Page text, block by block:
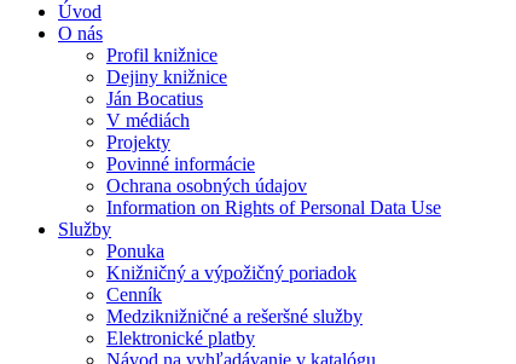
Úvod
O nás
Profil knižnice
Dejiny knižnice
Ján Bocatius
V médiách
Projekty
Povinné informácie
Ochrana osobných údajov
Information on Rights of Personal Data Use
Služby
Ponuka
Knižničný a výpožičný poriadok
Cenník
Medziknižničné a rešeršné služby
Elektronické platby
Návod na vyhľadávanie v katalógu